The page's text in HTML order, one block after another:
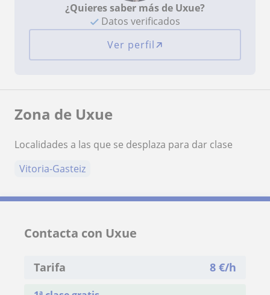
¿Quieres saber más de Uxue?
Datos verificados
Ver perfil
Zona de Uxue
Localidades a las que se desplaza para dar clase
Vitoria-Gasteiz
Contacta con Uxue
Tarifa 8 €/h